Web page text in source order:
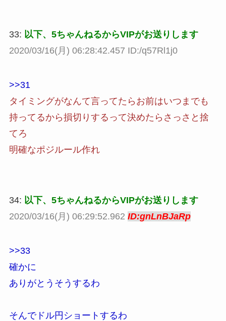
33: 以下、5ちゃんねるからVIPがお送りします
2020/03/16(月) 06:28:42.457 ID:/q57Rl1j0
>>31
タイミングがなんて言ってたらお前はいつまでも
持ってるから損切りするって決めたらさっさと捨
てろ
明確なポジルール作れ
34: 以下、5ちゃんねるからVIPがお送りします
2020/03/16(月) 06:29:52.962 ID:gnLnBJaRp
>>33
確かに
ありがとうそうするわ
そんでドル円ショートするわ